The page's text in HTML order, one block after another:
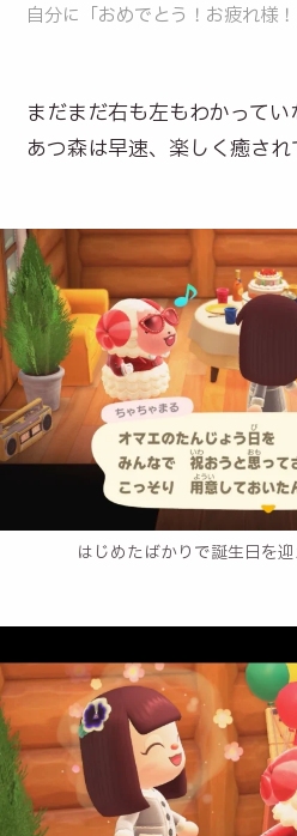
自分に「おめでとう！お疲れ様
まだまだ右も左もわかってい
あつ森は早速、楽しく癒され
はじめたばかりで誕生日を